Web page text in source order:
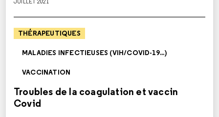
THÉRAPEUTIQUES
MALADIES INFECTIEUSES (VIH/COVID-19...)
VACCINATION
Troubles de la coagulation et vaccin
Covid